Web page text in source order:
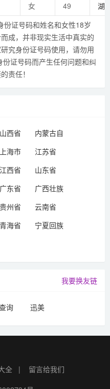
女 49
湖
份证号码和姓名和女性18岁
成，并非现实生活中真实的
究身份证号码使用，请勿用
证号码而产生任何问题和纠
责任！
山西省
内蒙古自
治区
上海市
江苏省
江西省
山东省
广东省
广西壮族
自治区
贵州省
云南省
青海省
宁夏回族
我要换友链
询 迅美
全 | 留言给我们